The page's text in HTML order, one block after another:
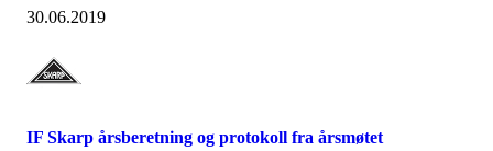
30.06.2019
IF Skarp årsberetning og protokoll fra årsmøtet